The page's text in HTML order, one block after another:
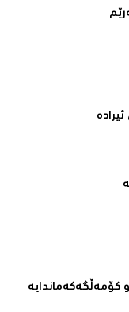
كۆمەڵگەكەماندایە‌